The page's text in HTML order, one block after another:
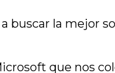
buscar la mejor
que nos